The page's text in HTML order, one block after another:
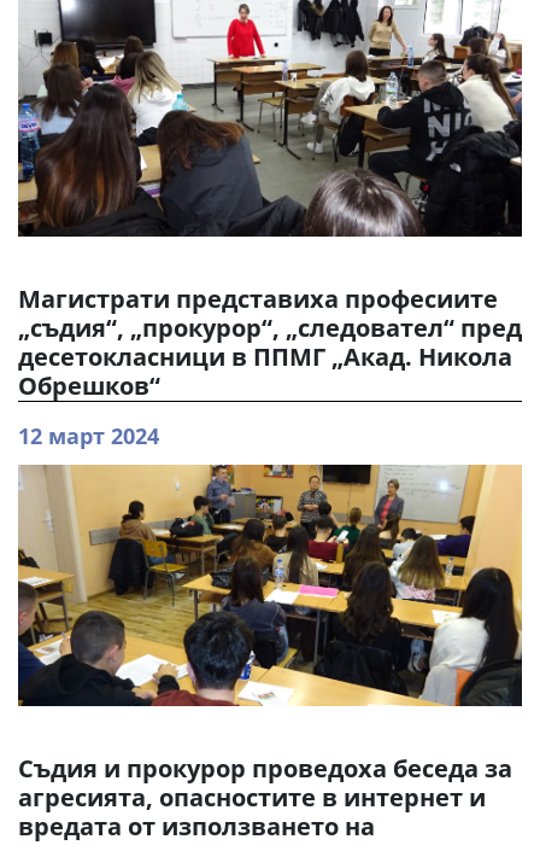
Магистрати представиха професиите
„съдия“, „прокурор“, „следовател“ пред
десетокласници в ППМГ „Акад. Никола
Обрешков“
12 март 2024
Съдия и прокурор проведоха беседа за
агресията, опасностите в интернет и
вредата от използването на